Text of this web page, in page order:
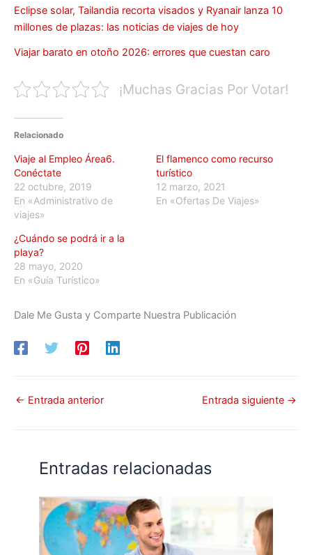
Eclipse solar, Tailandia recorta visados y Ryanair lanza 10
millones de plazas: las noticias de viajes de hoy
Viajar barato en otoño 2026: errores que cuestan caro
¡Muchas Gracias Por Votar!
Relacionado
Viaje al Empleo Área6.
Conéctate
22 octubre, 2019
En «Administrativo de
viajes»
El flamenco como recurso
turístico
12 marzo, 2021
En «Ofertas De Viajes»
¿Cuándo se podrá ir a la
playa?
28 mayo, 2020
En «Guía Turístico»
Dale Me Gusta y Comparte Nuestra Publicación
← Entrada anterior Entrada siguiente →
Entradas relacionadas